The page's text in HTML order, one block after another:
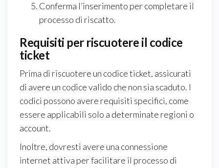
Conferma l’inserimento per completare il
processo di riscatto.
Requisiti per riscuotere il codice
ticket
Prima di riscuotere un codice ticket, assicurati
di avere un codice valido che non sia scaduto. I
codici possono avere requisiti specifici, come
essere applicabili solo a determinate regioni o
account.
Inoltre, dovresti avere una connessione
internet attiva per facilitare il processo di